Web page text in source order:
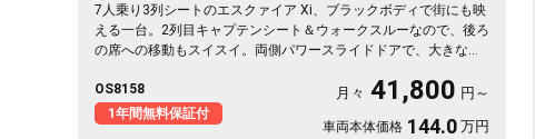
7人乗り3列シートのエスクァイア Xi、ブラックボディで街にも映
える一台。2列目キャプテンシート＆ウォークスルーなので、後ろ
の席への移動もスイスイ。両側パワースライドドアで、大きな荷
ア道具もたっぷり。フルセグTV視聴可能なナビとビルトインETC
で週末の遠出も快適そのもの。仲間との旅行にも送迎にも頼れる
相棒です🚗✨💺🙌。安心の《1年保証付》でお渡しします😊
OS8158
1年間無料保証付
月々 41,800 円～
車両本体価格 144.0 万円